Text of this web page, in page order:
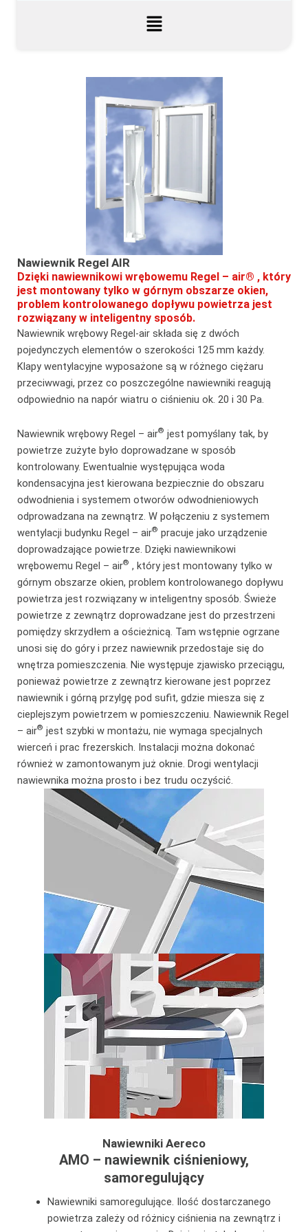
Nawiewnik Regel AIR
Dzięki nawiewnikowi wrębowemu Regel – air® , który
jest montowany tylko w górnym obszarze okien,
problem kontrolowanego dopływu powietrza jest
rozwiązany w inteligentny sposób.
Nawiewnik wrębowy Regel-air składa się z dwóch
pojedynczych elementów o szerokości 125 mm każdy.
Klapy wentylacyjne wyposażone są w różnego ciężaru
przeciwwagi, przez co poszczególne nawiewniki reagują
odpowiednio na napór wiatru o ciśnieniu ok. 20 i 30 Pa.
Nawiewnik wrębowy Regel – air® jest pomyślany tak, by
powietrze zużyte było doprowadzane w sposób
kontrolowany. Ewentualnie występująca woda
kondensacyjna jest kierowana bezpiecznie do obszaru
odwodnienia i systemem otworów odwodnieniowych
odprowadzana na zewnątrz. W połączeniu z systemem
wentylacji budynku Regel – air® pracuje jako urządzenie
doprowadzające powietrze. Dzięki nawiewnikowi
wrębowemu Regel – air® , który jest montowany tylko w
górnym obszarze okien, problem kontrolowanego dopływu
powietrza jest rozwiązany w inteligentny sposób. Świeże
powietrze z zewnątrz doprowadzane jest do przestrzeni
pomiędzy skrzydłem a ościeżnicą. Tam wstępnie ogrzane
unosi się do góry i przez nawiewnik przedostaje się do
wnętrza pomieszczenia. Nie występuje zjawisko przeciągu,
ponieważ powietrze z zewnątrz kierowane jest poprzez
nawiewnik i górną przylgę pod sufit, gdzie miesza się z
cieplejszym powietrzem w pomieszczeniu. Nawiewnik Regel
– air® jest szybki w montażu, nie wymaga specjalnych
wierceń i prac frezerskich. Instalacji można dokonać
również w zamontowanym już oknie. Drogi wentylacji
nawiewnika można prosto i bez trudu oczyścić.
Nawiewniki Aereco
AMO – nawiewnik ciśnieniowy,
samoregulujący
Nawiewniki samoregulujące. Ilość dostarczanego
powietrza zależy od różnicy ciśnienia na zewnątrz i